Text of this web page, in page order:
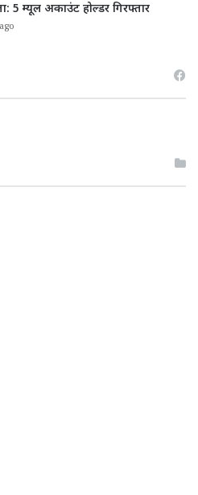
5 म्यूल अकाउंट होल्डर गिरफ्तार